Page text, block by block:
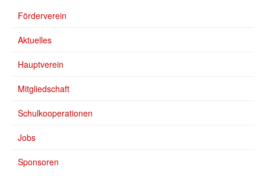
Förderverein
Aktuelles
Hauptverein
Mitgliedschaft
Schulkooperationen
Jobs
Sponsoren